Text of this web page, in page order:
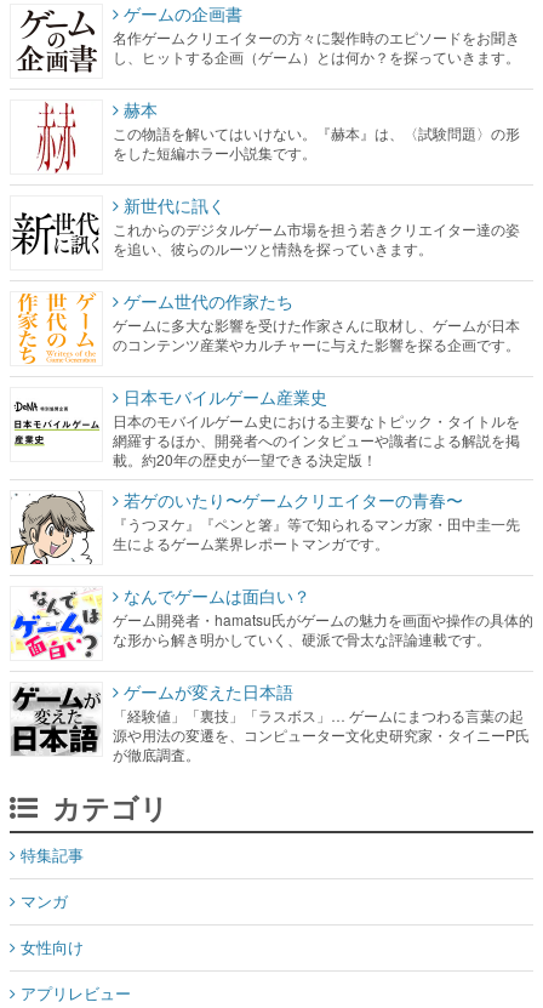
ゲームの企画書
名作ゲームクリエイターの方々に製作時のエピソードをお聞き
し、ヒットする企画（ゲーム）とは何か？を探っていきます。
赫本
この物語を解いてはいけない。『赫本』は、〈試験問題〉の形
をした短編ホラー小説集です。
新世代に訊く
これからのデジタルゲーム市場を担う若きクリエイター達の姿
を追い、彼らのルーツと情熱を探っていきます。
ゲーム世代の作家たち
ゲームに多大な影響を受けた作家さんに取材し、ゲームが日本
のコンテンツ産業やカルチャーに与えた影響を探る企画です。
日本モバイルゲーム産業史
日本のモバイルゲーム史における主要なトピック・タイトルを
網羅するほか、開発者へのインタビューや識者による解説を掲
載。約20年の歴史が一望できる決定版！
若ゲのいたり〜ゲームクリエイターの青春〜
『うつヌケ』『ペンと箸』等で知られるマンガ家・田中圭一先
生によるゲーム業界レポートマンガです。
なんでゲームは面白い？
ゲーム開発者・hamatsu氏がゲームの魅力を画面や操作の具体的
な形から解き明かしていく、硬派で骨太な評論連載です。
ゲームが変えた日本語
「経験値」「裏技」「ラスボス」… ゲームにまつわる言葉の起
源や用法の変遷を、コンピューター文化史研究家・タイニーP氏
が徹底調査。
カテゴリ
特集記事
マンガ
女性向け
アプリレビュー